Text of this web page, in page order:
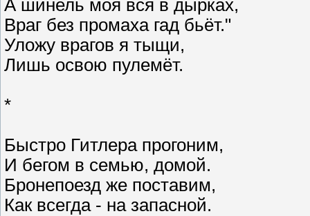
А шинель моя вся в дырках,
Враг без промаха гад бьёт."
Уложу врагов я тыщи,
Лишь освою пулемёт.
*
Быстро Гитлера прогоним,
И бегом в семью, домой.
Бронепоезд же поставим,
Как всегда - на запасной.